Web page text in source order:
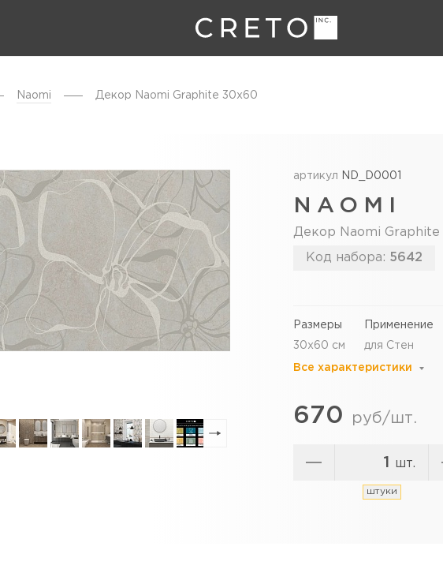
Naomi Декор Naomi Graphite 30х60
артикул ND_D0001
NAOMI
Декор Naomi Graphite
Код набора: 5642
Размеры
30x60 см
Применение
для Стен
Все характеристики
670 руб/шт.
шт.
штуки